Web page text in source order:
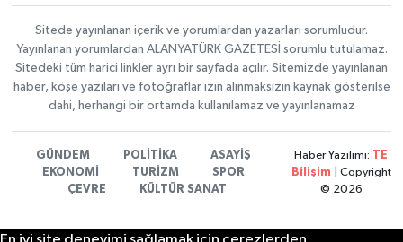
Sitede yayınlanan içerik ve yorumlardan yazarları sorumludur.
Yayınlanan yorumlardan ALANYATÜRK GAZETESİ sorumlu tutulamaz.
Sitedeki tüm harici linkler ayrı bir sayfada açılır. Sitemizde yayınlanan
haber, köşe yazıları ve fotoğraflar izin alınmaksızın kaynak gösterilse
dahi, herhangi bir ortamda kullanılamaz ve yayınlanamaz
GÜNDEM POLİTİKA
ASAYİŞ
EKONOMİ
TURİZM
SPOR
ÇEVRE
KÜLTÜR SANAT
Haber Yazılımı:
TE
Bilişim | Copyright
© 2026